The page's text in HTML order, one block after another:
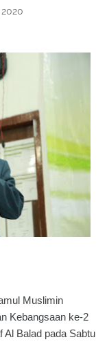
Muslimin
Kebangsaan ke-2
Al Balad pada Sabtu